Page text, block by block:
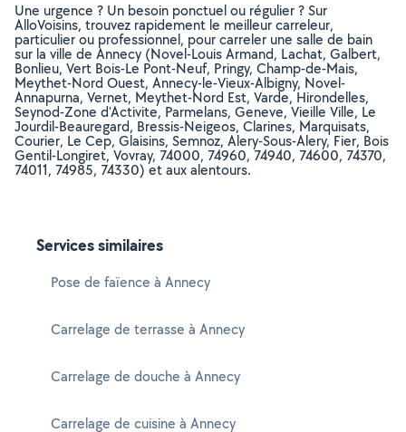
Une urgence ? Un besoin ponctuel ou régulier ? Sur
AlloVoisins, trouvez rapidement le meilleur carreleur,
particulier ou professionnel, pour carreler une salle de bain
sur la ville de Annecy (Novel-Louis Armand, Lachat, Galbert,
Bonlieu, Vert Bois-Le Pont-Neuf, Pringy, Champ-de-Mais,
Meythet-Nord Ouest, Annecy-le-Vieux-Albigny, Novel-
Annapurna, Vernet, Meythet-Nord Est, Varde, Hirondelles,
Seynod-Zone d'Activite, Parmelans, Geneve, Vieille Ville, Le
Jourdil-Beauregard, Bressis-Neigeos, Clarines, Marquisats,
Courier, Le Cep, Glaisins, Semnoz, Alery-Sous-Alery, Fier, Bois
Gentil-Longiret, Vovray, 74000, 74960, 74940, 74600, 74370,
74011, 74985, 74330) et aux alentours.
Services similaires
Pose de faïence à Annecy
Carrelage de terrasse à Annecy
Carrelage de douche à Annecy
Carrelage de cuisine à Annecy